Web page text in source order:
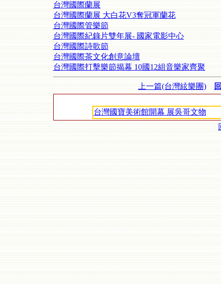
台灣國際蘭展
台灣國際蘭展 大白花V3奪冠軍蘭花
台灣國際管樂節
台灣國際紀錄片雙年展- 國家電影中心
台灣國際詩歌節
台灣國際茶文化創意論壇
台灣國際打擊樂節揭幕 10國12組音樂家齊聚
上一篇(台灣絃樂團)
台灣國寶美術館開幕 展吳哥文物